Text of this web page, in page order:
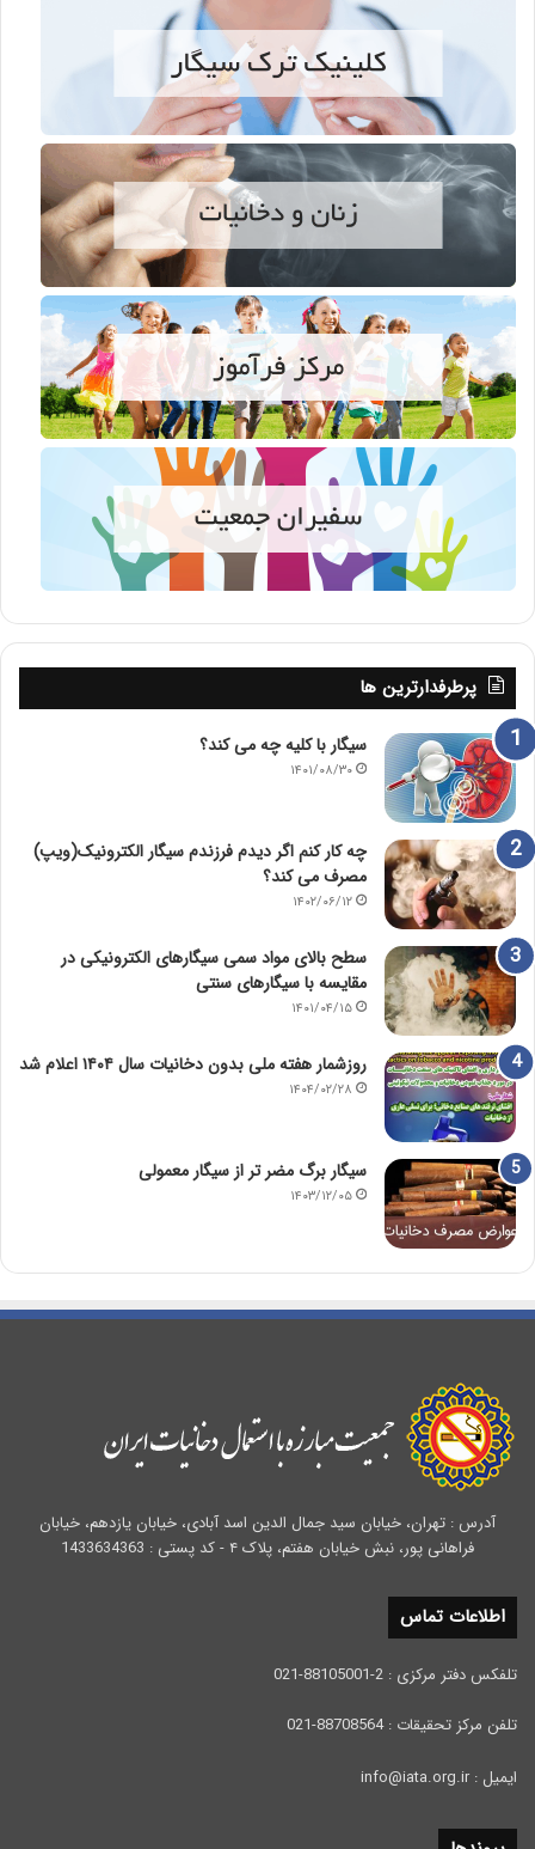
پرطرفدارترین ها
سیگار با کلیه چه می کند؟
۱۴۰۱/۰۸/۳۰
چه کار کنم اگر دیدم فرزندم سیگار الکترونیک(ویپ)
مصرف می کند؟
۱۴۰۲/۰۶/۱۲
سطح بالای مواد سمی سیگارهای الکترونیکی در
مقایسه با سیگارهای سنتی
۱۴۰۱/۰۴/۱۵
روزشمار هفته ملی بدون دخانیات سال ۱۴۰۴ اعلام شد
۱۴۰۴/۰۲/۲۸
سیگار برگ مضر تر از سیگار معمولی
۱۴۰۳/۱۲/۰۵
آدرس : تهران، خیابان سید جمال الدین اسد آبادی، خیابان یازدهم، خیابان
فراهانی پور، نبش خیابان هفتم، پلاک ۴ - کد پستی : 1433634363
اطلاعات تماس
تلفکس دفتر مرکزی : 2-88105001-021
تلفن مرکز تحقیقات : 88708564-021
ایمیل : info@iata.org.ir